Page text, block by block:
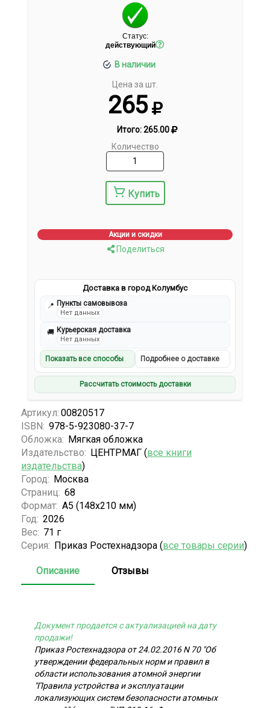
Статус:
действующий
В наличии
Цена за шт.
265
Итого:265.00
Количество
Купить
Акции и скидки
Поделиться
Доставка в город Колумбус
📍 Пункты самовывоза
Нет данных
🚚 Курьерская доставка
Нет данных
Показать все способы Подробнее о доставке
Рассчитать стоимость доставки
Артикул: 00820517
ISBN: 978-5-923080-37-7
Обложка: Мягкая обложка
Издательство: ЦЕНТРМАГ (все книги
издательства)
Город: Москва
Страниц: 68
Формат: А5 (148x210 мм)
Год: 2026
Вес: 71 г
Серия: Приказ Ростехнадзора (все товары серии)
Описание Отзывы
Документ продается с актуализацией на дату
продажи!
Приказ Ростехнадзора от 24.02.2016 N 70 "Об
утверждении федеральных норм и правил в
области использования атомной энергии
"Правила устройства и эксплуатации
локализующих систем безопасности атомных